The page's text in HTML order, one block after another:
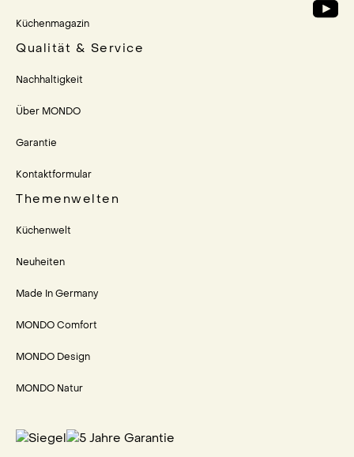
Küchenmagazin
Qualität & Service
Nachhaltigkeit
Über MONDO
Garantie
Kontaktformular
Themenwelten
Küchenwelt
Neuheiten
Made In Germany
MONDO Comfort
MONDO Design
MONDO Natur